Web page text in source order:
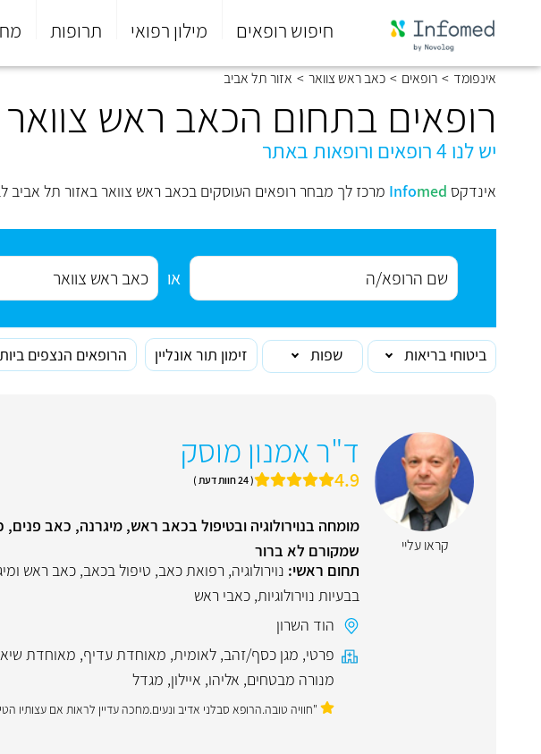
חיפוש רופאים מילון רפואי תרופות
סוף
התפריט
אינפומד > רופאים > כאב ראש צוואר > אזור תל אביב
רופאים בתחום הכאב ראש
יש לנו 4 רופאים ורופאות באתר
אינדקס Infomed מרכז לך מבחר רופאים העוסקים בכאב ראש צוואר באזור תל אביב
או
ביטוחי בריאות שפות זימון תור אונליין הרופאים הנצפים
קראו עליי
ד"ר אמנון מוסק
4.9 ( 24 חוות דעת )
מומחה בנוירולוגיה ובטיפול בכאב ראש, מיגרנה, כאב
שמקורם לא ברור
תחום ראשי: נוירולוגיה, רפואת כאב, טיפול בכאב, כאב ראש
בבעיות נוירולוגיות, כאבי ראש
הוד השרון
פרטי, מגן כסף/זהב, לאומית, מאוחדת עדיף, מאוחדת שיא
מנורה מבטחים, אליהו, איילון, מגדל
"חוויה טובה.הרופא סבלני אדיב ונעים.מחכה עדיין לראות אם עצותיו